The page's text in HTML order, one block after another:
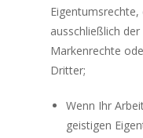
ausschließlich
Markenrechte
Dritter;
Wenn Ihr
geistigen